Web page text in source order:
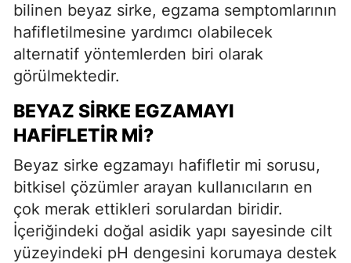
bilinen beyaz sirke, egzama semptomlarının
hafifletilmesine yardımcı olabilecek
alternatif yöntemlerden biri olarak
görülmektedir.
BEYAZ SIRKE EGZAMAYI
HAFIFLETIR MI?
Beyaz sirke egzamayı hafifletir mi sorusu,
bitkisel çözümler arayan kullanıcıların en
çok merak ettikleri sorulardan biridir.
İçeriğindeki doğal asidik yapı sayesinde cilt
yüzeyindeki pH dengesini korumaya destek